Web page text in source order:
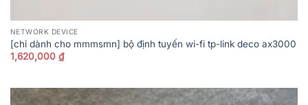
NETWORK DEVICE
[chỉ dành cho mmmsmn] bộ định tuyến wi-fi tp-link deco ax3000
1,620,000 ₫